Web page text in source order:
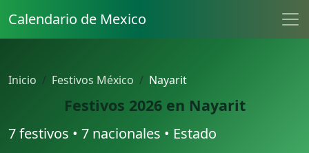
Calendario de Mexico
Inicio Festivos México Nayarit
Festivos 2026 en Nayarit
7 festivos • 7 nacionales • Estado